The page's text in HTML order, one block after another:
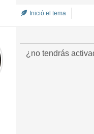
Inició el tema
¿no tendrás